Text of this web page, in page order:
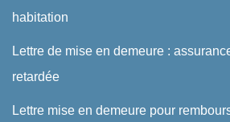
habitation
Lettre de mise en demeure :
retardée
Lettre mise en demeure pour